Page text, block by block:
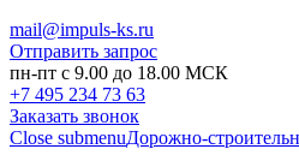
mail@impuls-ks.ru
Отправить запрос
пн-пт с 9.00 до 18.00 МСК
+7 495 234 73 63
Заказать звонок
Close submenuДорожно-